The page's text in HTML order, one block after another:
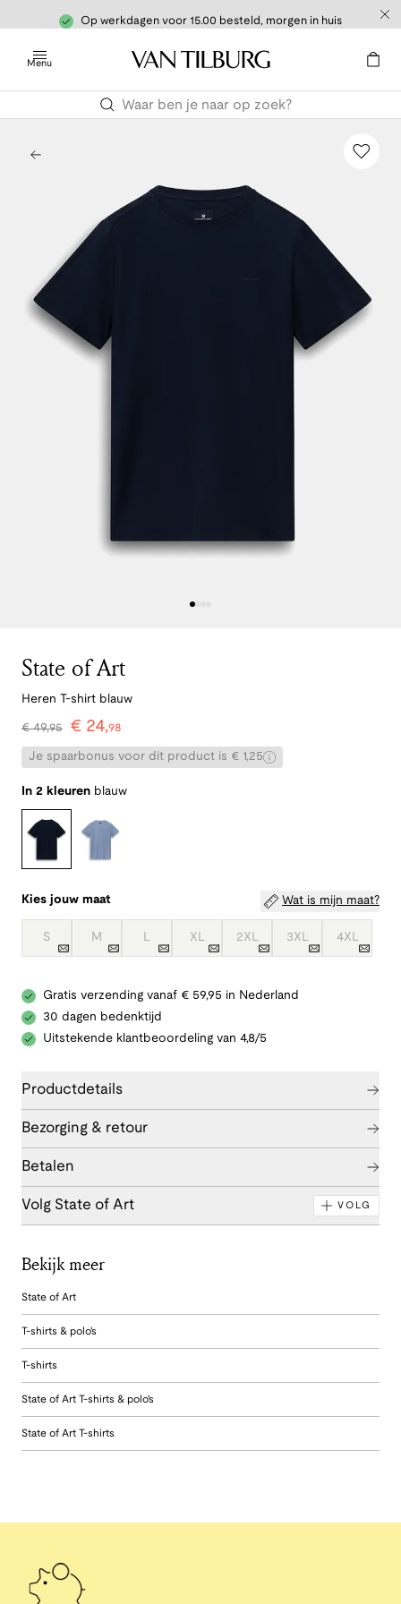
Op werkdagen voor 15.00 besteld, morgen in huis
Menu
State of Art
Heren T-shirt blauw
€49,95 € 24,98
Je spaarbonus voor dit product is € 1,25
In 2 kleuren blauw
Kies jouw maat Wat is mijn maat?
S M L XL 2XL 3XL 4XL
Gratis verzending vanaf € 59,95 in Nederland
30 dagen bedenktijd
Uitstekende klantbeoordeling van 4,8/5
Productdetails
Bezorging & retour
Betalen
Volg State of Art VOLG
Bekijk meer
State of Art
T-shirts & polo's
T-shirts
State of Art T-shirts & polo's
State of Art T-shirts